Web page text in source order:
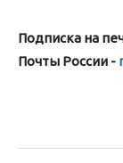
Подписка на
Почты России -